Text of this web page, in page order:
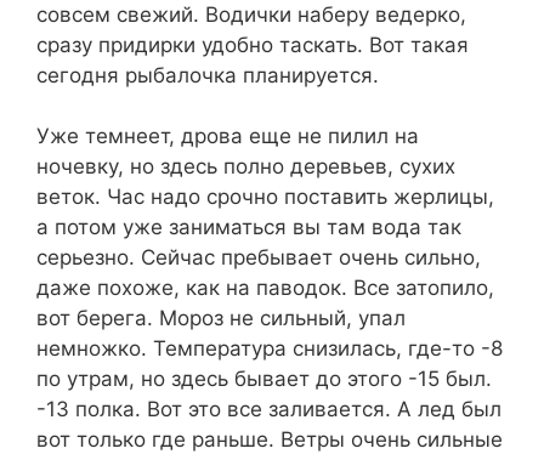
совсем свежий. Водички наберу ведерко,
сразу придирки удобно таскать. Вот такая
сегодня рыбалочка планируется.
Уже темнеет, дрова еще не пилил на
ночевку, но здесь полно деревьев, сухих
веток. Час надо срочно поставить жерлицы,
а потом уже заниматься вы там вода так
серьезно. Сейчас пребывает очень сильно,
даже похоже, как на паводок. Все затопило,
вот берега. Мороз не сильный, упал
немножко. Температура снизилась, где-то -8
по утрам, но здесь бывает до этого -15 был.
-13 полка. Вот это все заливается. А лед был
вот только где раньше. Ветры очень сильные